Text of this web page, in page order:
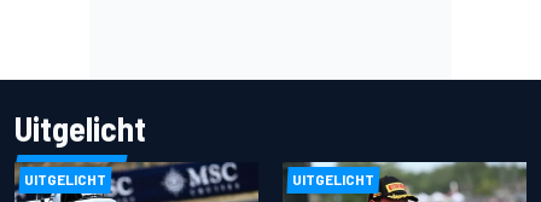
Uitgelicht
UITGELICHT UITGELICHT